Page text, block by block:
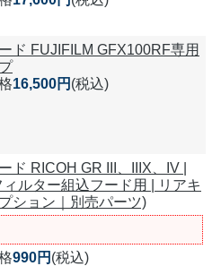
ド FUJIFILM GFX100RF専用
16,500円 (税込)
ド RICOH GR III、IIIX、IV |
ルター組込フード用 | リアキ
ション｜別売パーツ)
990円 (税込)